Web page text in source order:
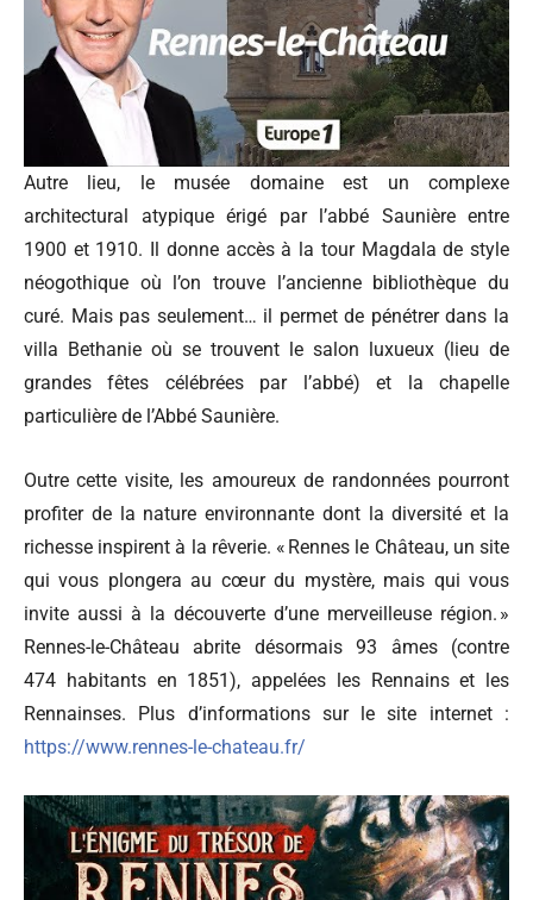
Autre lieu, le musée domaine est un complexe
architectural atypique érigé par l’abbé Saunière entre
1900 et 1910. Il donne accès à la tour Magdala de style
néogothique où l’on trouve l’ancienne bibliothèque du
curé. Mais pas seulement… il permet de pénétrer dans la
villa Bethanie où se trouvent le salon luxueux (lieu de
grandes fêtes célébrées par l’abbé) et la chapelle
particulière de l’Abbé Saunière.
Outre cette visite, les amoureux de randonnées pourront
profiter de la nature environnante dont la diversité et la
richesse inspirent à la rêverie. « Rennes le Château, un site
qui vous plongera au cœur du mystère, mais qui vous
invite aussi à la découverte d’une merveilleuse région. »
Rennes-le-Château abrite désormais 93 âmes (contre
474 habitants en 1851), appelées les Rennains et les
Rennainses. Plus d’informations sur le site internet :
https://www.rennes-le-chateau.fr/